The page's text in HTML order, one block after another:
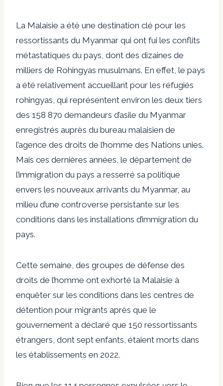
La Malaisie a été une destination clé pour les
ressortissants du Myanmar qui ont fui les conflits
métastatiques du pays, dont des dizaines de
milliers de Rohingyas musulmans. En effet, le pays
a été relativement accueillant pour les réfugiés
rohingyas, qui représentent environ les deux tiers
des 158 870 demandeurs d’asile du Myanmar
enregistrés auprès du bureau malaisien de
l’agence des droits de l’homme des Nations unies.
Mais ces dernières années, le département de
l’immigration du pays a resserré sa politique
envers les nouveaux arrivants du Myanmar, au
milieu d’une controverse persistante sur les
conditions dans les installations d’immigration du
pays.
Cette semaine, des groupes de défense des
droits de l’homme ont exhorté la Malaisie à
enquêter sur les conditions dans les centres de
détention pour migrants après que le
gouvernement a déclaré que 150 ressortissants
étrangers, dont sept enfants, étaient morts dans
les établissements en 2022.